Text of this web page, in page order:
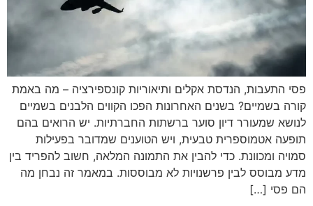
פסי התעבות, הנדסת אקלים ותיאוריות קונספירציה – מה באמת
קורה בשמיים? בשנים האחרונות הפכו הקווים הלבנים בשמיים
לנושא שמעורר דיון סוער ברשתות החברתיות. יש הרואים בהם
תופעה אטמוספרית טבעית, ויש הטוענים שמדובר בפעילות
סמויה ומכוונת. כדי להבין את התמונה המלאה, חשוב להפריד בין
מדע מבוסס לבין פרשנויות לא מבוססות. במאמר זה נבחן מה
הם פסי […]